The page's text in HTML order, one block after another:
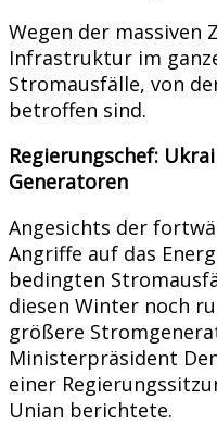
Wegen der massiven
Infrastruktur im
Stromausfälle, von
betroffen sind.
Regierungschef:
Generatoren
Angesichts der
Angriffe auf das
bedingten
diesen Winter noch
größere
Ministerpräsident
einer
Unian berichtete.